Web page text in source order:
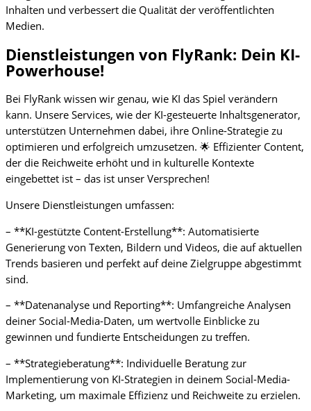
Inhalten und verbessert die Qualität der veröffentlichten
Medien.
Dienstleistungen von FlyRank: Dein KI-
Powerhouse!
Bei FlyRank wissen wir genau, wie KI das Spiel verändern
kann. Unsere Services, wie der KI-gesteuerte Inhaltsgenerator,
unterstützen Unternehmen dabei, ihre Online-Strategie zu
optimieren und erfolgreich umzusetzen. 🌟 Effizienter Content,
der die Reichweite erhöht und in kulturelle Kontexte
eingebettet ist – das ist unser Versprechen!
Unsere Dienstleistungen umfassen:
– **KI-gestützte Content-Erstellung**: Automatisierte
Generierung von Texten, Bildern und Videos, die auf aktuellen
Trends basieren und perfekt auf deine Zielgruppe abgestimmt
sind.
– **Datenanalyse und Reporting**: Umfangreiche Analysen
deiner Social-Media-Daten, um wertvolle Einblicke zu
gewinnen und fundierte Entscheidungen zu treffen.
– **Strategieberatung**: Individuelle Beratung zur
Implementierung von KI-Strategien in deinem Social-Media-
Marketing, um maximale Effizienz und Reichweite zu erzielen.